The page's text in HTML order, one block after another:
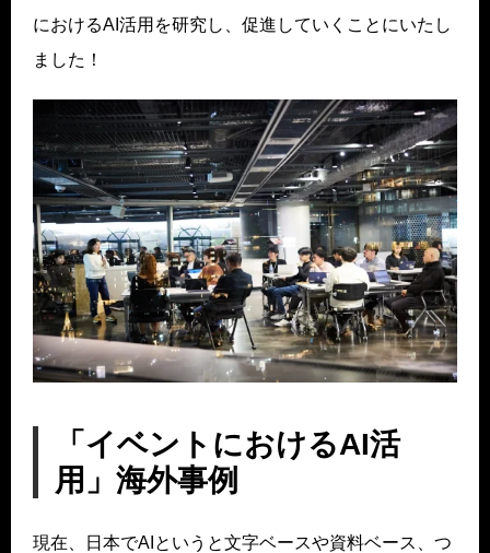
におけるAI活用を研究し、促進していくことにいたし
ました！
「イベントにおけるAI活
用」海外事例
現在、日本でAIというと文字ベースや資料ベース、つ